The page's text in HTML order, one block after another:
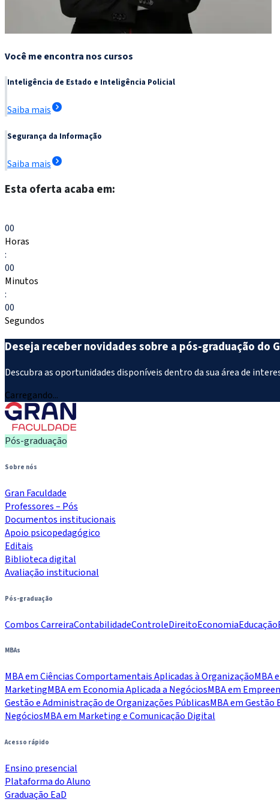
Você me encontra nos cursos
Inteligência de Estado e Inteligência Policial
Saiba mais
Segurança da Informação
Saiba mais
Esta oferta acaba em:
00
Horas
:
00
Minutos
:
00
Segundos
Deseja receber novidades sobre a pós-graduação do
Descubra as oportunidades disponíveis dentro da sua área de
Carregando...
Pós-graduação
Sobre nós
Gran Faculdade
Professores – Pós
Documentos institucionais
Apoio psicopedagógico
Editais
Biblioteca digital
Avaliação institucional
Pós-graduação
Combos CarreiraContabilidadeControleDireitoEconomiaEducação
MBAs
MBA em Ciências Comportamentais Aplicadas à OrganizaçãoMBA
MarketingMBA em Economia Aplicada a NegóciosMBA em
Gestão e Administração de Organizações PúblicasMBA em Gestão
NegóciosMBA em Marketing e Comunicação Digital
Acesso rápido
Ensino presencial
Plataforma do Aluno
Graduação EaD